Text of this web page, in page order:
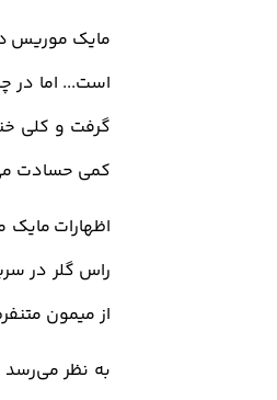
مایک موریس
است... اما در
گرفت و کلی
کمی حسادت
اظهارات
از میمون
به نظر می‌رسد